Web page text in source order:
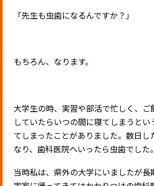
「先生も虫歯になるんですか？」
もちろん、なります。
大学生の時、実習や部活で忙しく、ご
していたらいつの間に寝てしまうとい
てしまったことがありました。数日し
なり、歯科医院へいったら虫歯でした。
当時私は、県外の大学にいましたが長